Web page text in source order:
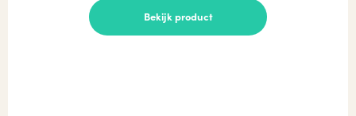
Bekijk product